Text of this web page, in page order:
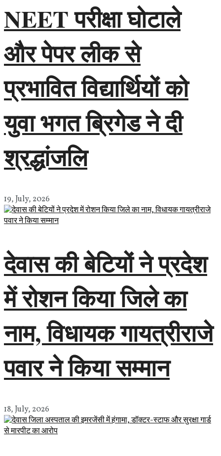
NEET परीक्षा घोटाले
और पेपर लीक से
प्रभावित विद्यार्थियों को
युवा भगत ब्रिगेड ने दी
श्रद्धांजलि
19, July, 2026
देवास की बेटियों ने प्रदेश
में रोशन किया जिले का
नाम, विधायक गायत्रीराजे
पवार ने किया सम्मान
18, July, 2026